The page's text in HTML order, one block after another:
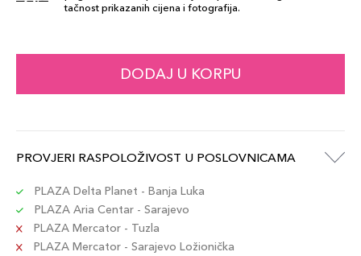
tačnost prikazanih cijena i fotografija.
DODAJ U KORPU
PROVJERI RASPOLOŽIVOST U POSLOVNICAMA
PLAZA Delta Planet - Banja Luka
PLAZA Aria Centar - Sarajevo
PLAZA Mercator - Tuzla
PLAZA Mercator - Sarajevo Ložionička